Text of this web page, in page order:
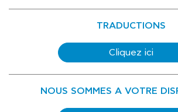
TRADUCTIONS
Cliquez ici
NOUS SOMMES A VOTRE